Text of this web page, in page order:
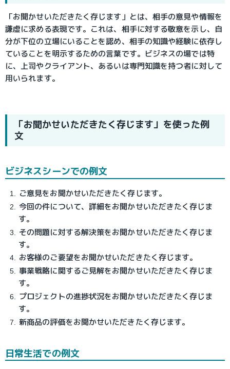
「お聞かせいただきたく存じます」とは、相手の意見や情報を
謙虚に求める表現です。これは、相手に対する敬意を示し、自
分が下位の立場にいることを認め、相手の知識や経験に依存し
ていることを明示するための言葉です。ビジネスの場では特
に、上司やクライアント、あるいは専門知識を持つ者に対して
用いられます。
「お聞かせいただきたく存じます」を使った例
文
ビジネスシーンでの例文
ご意見をお聞かせいただきたく存じます。
今回の件について、詳細をお聞かせいただきたく存じま
す。
その問題に対する解決策をお聞かせいただきたく存じま
す。
お客様のご要望をお聞かせいただきたく存じます。
事業戦略に関するご見解をお聞かせいただきたく存じま
す。
プロジェクトの進捗状況をお聞かせいただきたく存じま
す。
新商品の評価をお聞かせいただきたく存じます。
日常生活での例文